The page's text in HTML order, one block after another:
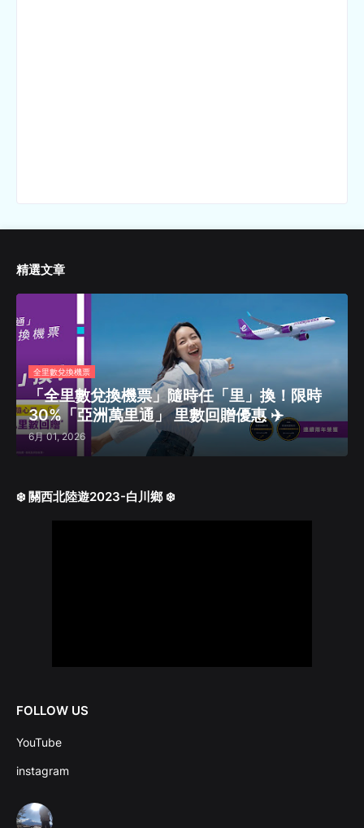
精選文章
全里數兌換機票
「全里數兌換機票」隨時任「里」換！限時
30%「亞洲萬里通」 里數回贈優惠 ✈️
6月 01, 2026
❄️ 關西北陸遊2023-白川鄉 ❄️
FOLLOW US
YouTube
instagram